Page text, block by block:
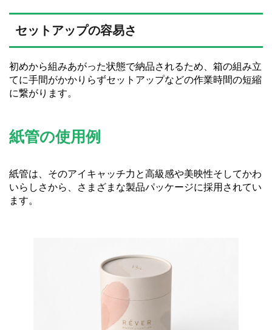
セットアップの容易さ
初めから組みあがった状態で納品されるため、箱の組み立
てに手間がかかりらずセットアップなどの作業時間の短縮
に繋がります。
紙管の使用例
紙管は、そのアイキャッチ力と高級感や美映性そしてかわ
いらしさから、さまざまな製品パッケージに採用されてい
ます。